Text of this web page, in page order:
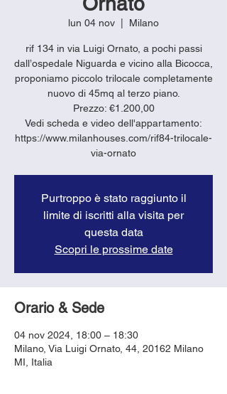
lun 04 nov Milano
rif 134 in via Luigi Ornato, a pochi passi
dall’ospedale Niguarda e vicino alla Bicocca,
proponiamo piccolo trilocale completamente
nuovo di 45mq al terzo piano.
Prezzo: €1.200,00
Vedi scheda e video dell'appartamento:
https://www.milanhouses.com/rif84-trilocale-
via-ornato
Purtroppo è stato raggiunto il
limite di iscritti alla visita per
questa data
Scopri le prossime date
Orario & Sede
04 nov 2024, 18:00 – 18:30
Milano, Via Luigi Ornato, 44, 20162 Milano
MI, Italia